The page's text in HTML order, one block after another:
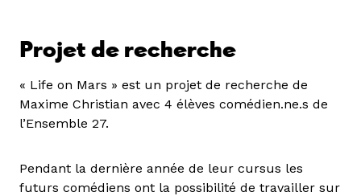
Projet de recherche
« Life on Mars » est un projet de recherche de
Maxime Christian avec 4 élèves comédien.ne.s de
l’Ensemble 27.
Pendant la dernière année de leur cursus les
futurs comédiens ont la possibilité de travailler sur